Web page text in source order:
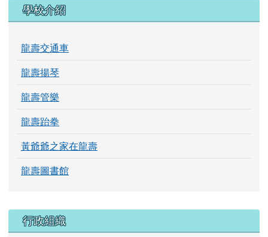
學校介紹
龍壽交通車
龍壽揚琴
龍壽管樂
龍壽跆拳
黃爺爺之家在龍壽
龍壽圖書館
行政組織